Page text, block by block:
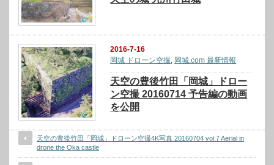
2016-7-16
岡城 ドローン空撮, 岡城.com 最新情報
天空の豊後竹田「岡城」ドロー
ン空撮 20160714 予告編の動画
を公開
天空の豊後竹田「岡城」ドローン空撮4K写真 20160704 vol.7 Aerial in
drone the Oka castle